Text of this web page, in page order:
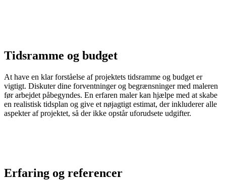
Tidsramme og budget
At have en klar forståelse af projektets tidsramme og budget er
vigtigt. Diskuter dine forventninger og begrænsninger med maleren
før arbejdet påbegyndes. En erfaren maler kan hjælpe med at skabe
en realistisk tidsplan og give et nøjagtigt estimat, der inkluderer alle
aspekter af projektet, så der ikke opstår uforudsete udgifter.
Erfaring og referencer